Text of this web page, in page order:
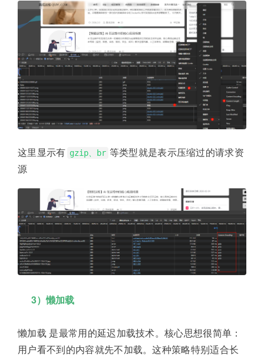
这里显示有 gzip、br 等类型就是表示压缩过的请求资
源
3）懒加载
懒加载 是最常用的延迟加载技术。核心思想很简单：
用户看不到的内容就先不加载。这种策略特别适合长